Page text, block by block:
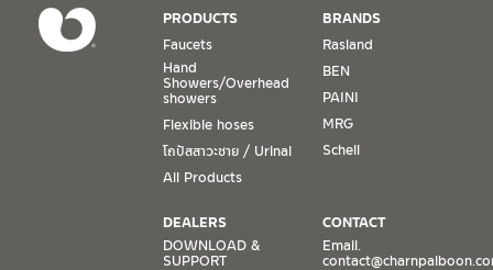
1. A proof of purchase, or seller’s receipt, shall be required
to validate product warranty which will be checked against
the date of purchase. In the absence of such proof of
purchase, no warranty claims can be made.
2. To be eligible for warranty claims, a product must be in
its proper working condition. If defects such as dents,
cracks, or impact breakage are evident, or its overall
PRODUCTS
Faucets
Hand
Showers/Overhead
showers
Flexible hoses
โถปัสสาวะชาย / Urinal
All Products
BRANDS
Rasland
BEN
PAINI
MRG
Schell
DEALERS
DOWNLOAD &
SUPPORT
CONTACT
Email.